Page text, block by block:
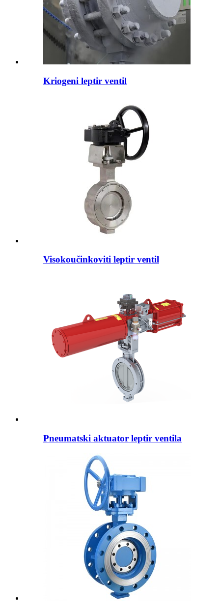
Kriogeni leptir ventil
Visokoučinkoviti leptir ventil
Pneumatski aktuator leptir ventila